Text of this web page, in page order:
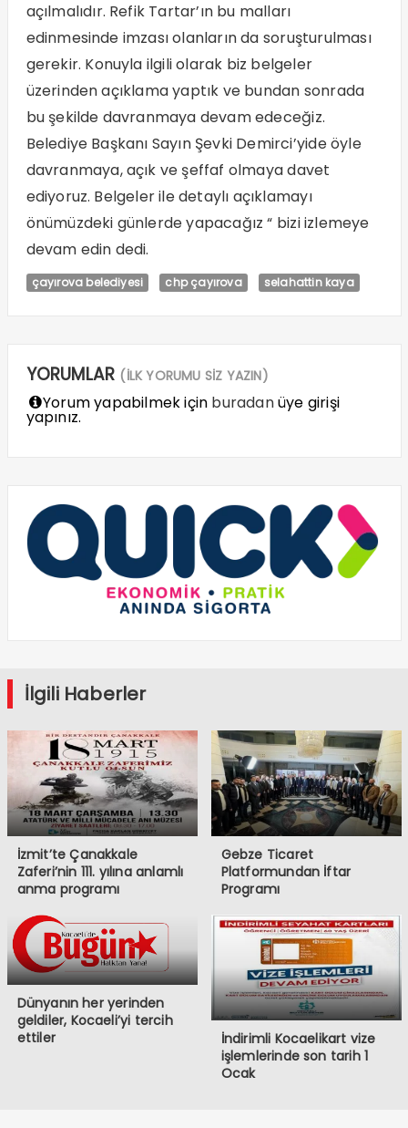
açılmalıdır. Refik Tartar’ın bu malları
edinmesinde imzası olanların da soruşturulması
gerekir. Konuyla ilgili olarak biz belgeler
üzerinden açıklama yaptık ve bundan sonrada
bu şekilde davranmaya devam edeceğiz.
Belediye Başkanı Sayın Şevki Demirci’yide öyle
davranmaya, açık ve şeffaf olmaya davet
ediyoruz. Belgeler ile detaylı açıklamayı
önümüzdeki günlerde yapacağız “ bizi izlemeye
devam edin dedi.
çayırova belediyesi chp çayırova selahattin kaya
YORUMLAR (İLK YORUMU SİZ YAZIN)
Yorum yapabilmek için buradanüye girişi
yapınız.
İlgili Haberler
İzmit’te Çanakkale
Zaferi’nin 111. yılına anlamlı
anma programı
Gebze Ticaret
Platformundan İftar
Programı
Dünyanın her yerinden
geldiler, Kocaeli’yi tercih
ettiler
İndirimli Kocaelikart vize
işlemlerinde son tarih 1
Ocak